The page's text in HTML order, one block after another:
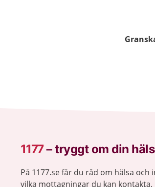
1177–tryggt om din
På 1177.se får du råd om hälsa
vilka mottagningar du kan